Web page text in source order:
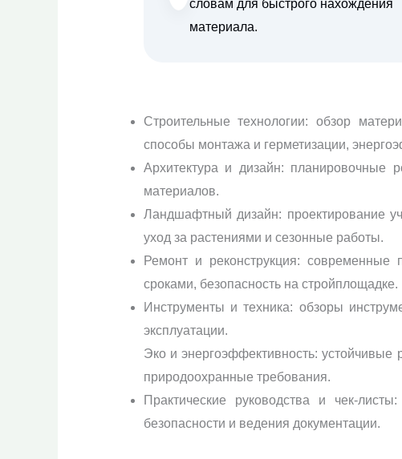
словам для быстрого нахождения
материала.
Строительные технологии: обзор
способы монтажа и герметизации,
Архитектура и дизайн: планировочные
материалов.
Ландшафтный дизайн: проектирование
уход за растениями и сезонные работы.
Ремонт и реконструкция:
сроками, безопасность на стройплощадке.
Инструменты и техника: обзоры
эксплуатации.
Эко и энергоэффективность:
природоохранные требования.
Практические руководства и чек-
безопасности и ведения документации.